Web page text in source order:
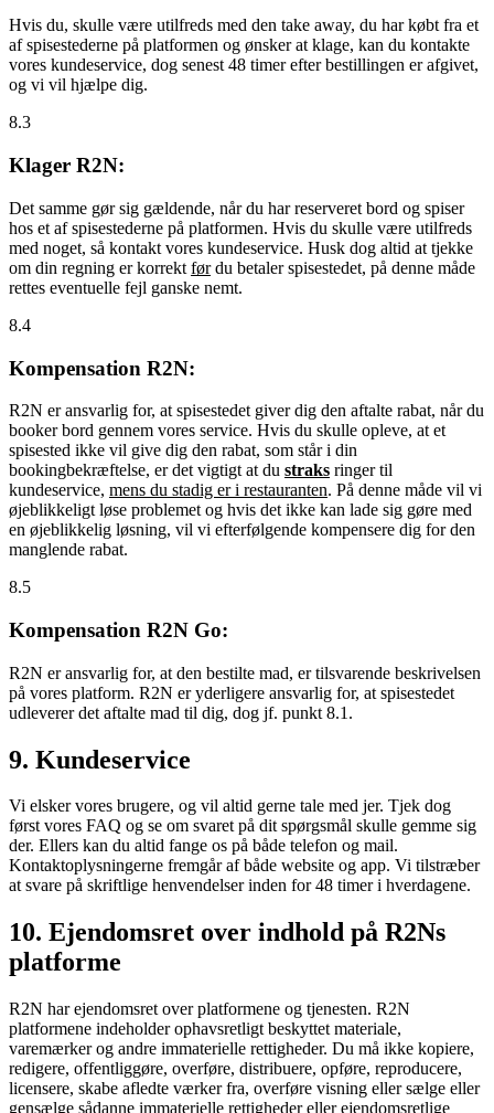
Hvis du, skulle være utilfreds med den take away, du har købt fra et
af spisestederne på platformen og ønsker at klage, kan du kontakte
vores kundeservice, dog senest 48 timer efter bestillingen er afgivet,
og vi vil hjælpe dig.
8.3
Klager R2N:
Det samme gør sig gældende, når du har reserveret bord og spiser
hos et af spisestederne på platformen. Hvis du skulle være utilfreds
med noget, så kontakt vores kundeservice. Husk dog altid at tjekke
om din regning er korrekt førdu betaler spisestedet, på denne måde
rettes eventuelle fejl ganske nemt.
8.4
Kompensation R2N:
R2N er ansvarlig for, at spisestedet giver dig den aftalte rabat, når du
booker bord gennem vores service. Hvis du skulle opleve, at et
spisested ikke vil give dig den rabat, som står i din
bookingbekræftelse, er det vigtigt at du straks ringer til
kundeservice, mens du stadig er i restauranten. På denne måde vil vi
øjeblikkeligt løse problemet og hvis det ikke kan lade sig gøre med
en øjeblikkelig løsning, vil vi efterfølgende kompensere dig for den
manglende rabat.
8.5
Kompensation R2N Go:
R2N er ansvarlig for, at den bestilte mad, er tilsvarende beskrivelsen
på vores platform. R2N er yderligere ansvarlig for, at spisestedet
udleverer det aftalte mad til dig, dog jf. punkt 8.1.
9. Kundeservice
Vi elsker vores brugere, og vil altid gerne tale med jer. Tjek dog
først vores FAQ og se om svaret på dit spørgsmål skulle gemme sig
der. Ellers kan du altid fange os på både telefon og mail.
Kontaktoplysningerne fremgår af både website og app. Vi tilstræber
at svare på skriftlige henvendelser inden for 48 timer i hverdagene.
10. Ejendomsret over indhold på R2Ns
platforme
R2N har ejendomsret over platformene og tjenesten. R2N
platformene indeholder ophavsretligt beskyttet materiale,
varemærker og andre immaterielle rettigheder. Du må ikke kopiere,
redigere, offentliggøre, overføre, distribuere, opføre, reproducere,
licensere, skabe afledte værker fra, overføre visning eller sælge eller
gensælge sådanne immaterielle rettigheder eller ejendomsretlige